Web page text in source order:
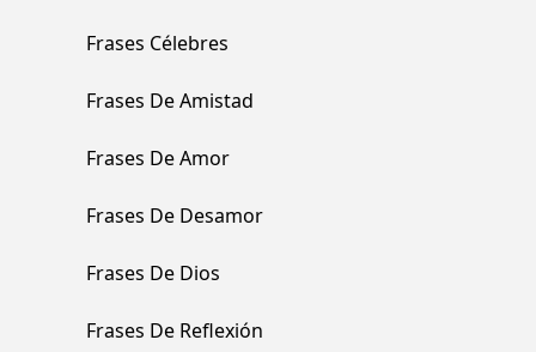
Frases Célebres
Frases De Amistad
Frases De Amor
Frases De Desamor
Frases De Dios
Frases De Reflexión